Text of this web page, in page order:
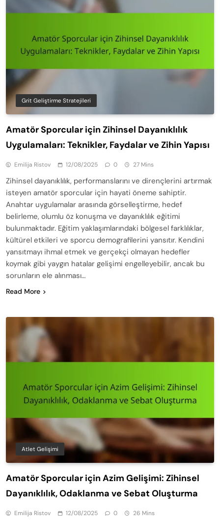
Grit Geliştirme Stratejileri
Amatör Sporcular için Zihinsel Dayanıklılık
Uygulamaları: Teknikler, Faydalar ve Zihin Yapısı
Emilija Ristov 12/08/2025 0 27 Mins
Zihinsel dayanıklılık, performanslarını ve dirençlerini artırmak
isteyen amatör sporcular için hayati öneme sahiptir.
Anahtar uygulamalar arasında görselleştirme, hedef
belirleme, olumlu öz konuşma ve dayanıklılık eğitimi
bulunmaktadır. Eğitim yaklaşımlarındaki bölgesel farklılıklar,
kültürel etkileri ve sporcu demografilerini yansıtır. Kendini
yansıtmayı ihmal etmek ve gerçekçi olmayan hedefler
koymak gibi yaygın hatalar gelişimi engelleyebilir, ancak bu
sorunların ele alınması…
Read More
Atlet Gelişimi
Amatör Sporcular için Azim Gelişimi: Zihinsel
Dayanıklılık, Odaklanma ve Sebat Oluşturma
Emilija Ristov 12/08/2025 0 26 Mins